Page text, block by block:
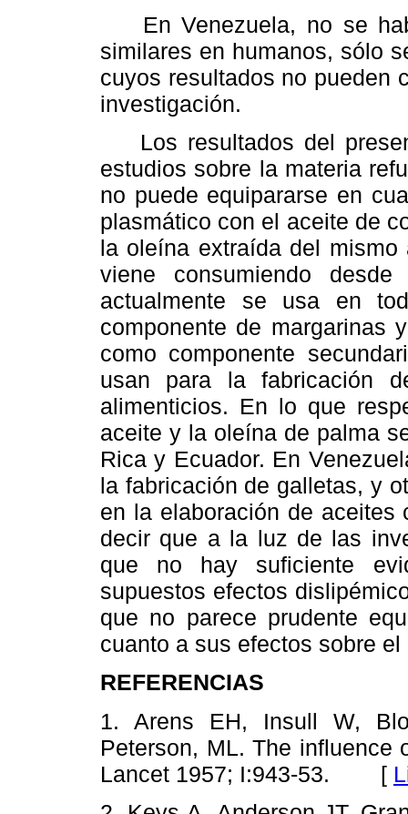
En Venezuela, no se
similares en humanos, sólo
cuyos resultados no pueden
investigación.
Los resultados del
estudios sobre la materia
no puede equipararse en
plasmático con el aceite de
la oleína extraída del
viene consumiendo
actualmente se usa en
componente de margarinas
como componente
usan para la fabricación
alimenticios. En lo que
aceite y la oleína de palma
Rica y Ecuador. En
la fabricación de galletas, y
en la elaboración de aceites
decir que a la luz de las
que no hay suficiente
supuestos efectos
que no parece prudente
cuanto a sus efectos sobre
REFERENCIAS
1. Arens EH, Insull W,
Peterson, ML. The influence
Lancet 1957; I:943-53. [